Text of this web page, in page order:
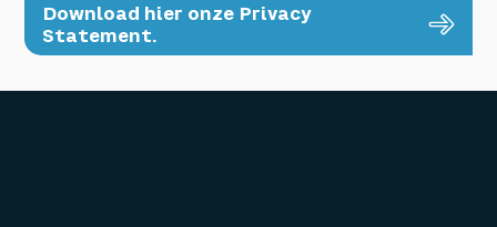
Download hier onze Privacy
Statement.